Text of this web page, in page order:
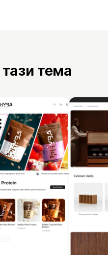
тема